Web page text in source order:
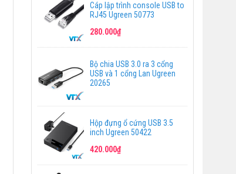
Cáp lập trình console USB to
RJ45 Ugreen 50773
280.000₫
Bộ chia USB 3.0 ra 3 cổng
USB và 1 cổng Lan Ugreen
20265
Hộp đựng ổ cứng USB 3.5
inch Ugreen 50422
420.000₫